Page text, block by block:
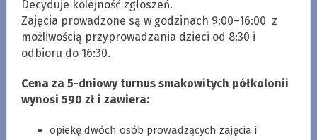
Decyduje kolejność zgłoszeń.
Zajęcia prowadzone są w godzinach 9:00–16:00 z
możliwością przyprowadzania dzieci od 8:30 i
odbioru do 16:30.
Cena za 5-dniowy turnus smakowitych półkolonii
wynosi 590 zł i zawiera:
opiekę dwóch osób prowadzących zajęcia i